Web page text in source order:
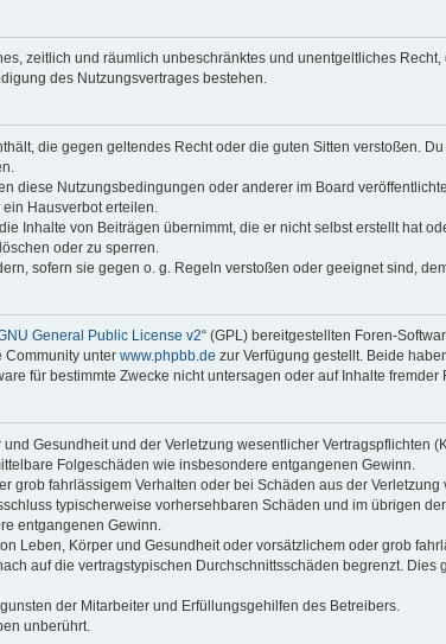
zeitlich und räumlich unbeschränktes und unentgeltliches
des Nutzungsvertrages bestehen.
die gegen geltendes Recht oder die guten Sitten verstoßen.
diese Nutzungsbedingungen oder anderer im Board
Hausverbot erteilen.
Inhalte von Beiträgen übernimmt, die er nicht selbst erstellt hat
oder zu sperren.
sofern sie gegen o. g. Regeln verstoßen oder geeignet sind,
General Public License v2“ (GPL) bereitgestellten Foren-
Community unter www.phpbb.de zur Verfügung gestellt. Beide
für bestimmte Zwecke nicht untersagen oder auf Inhalte fremder
Gesundheit und der Verletzung wesentlicher Vertragspflichten
Folgeschäden wie insbesondere entgangenen Gewinn.
grob fahrlässigem Verhalten oder bei Schäden aus der
typischerweise vorhersehbaren Schäden und im übrigen
entgangenen Gewinn.
Leben, Körper und Gesundheit oder vorsätzlichem oder grob
auf die vertragstypischen Durchschnittsschäden begrenzt.
der Mitarbeiter und Erfüllungsgehilfen des Betreibers.
unberührt.